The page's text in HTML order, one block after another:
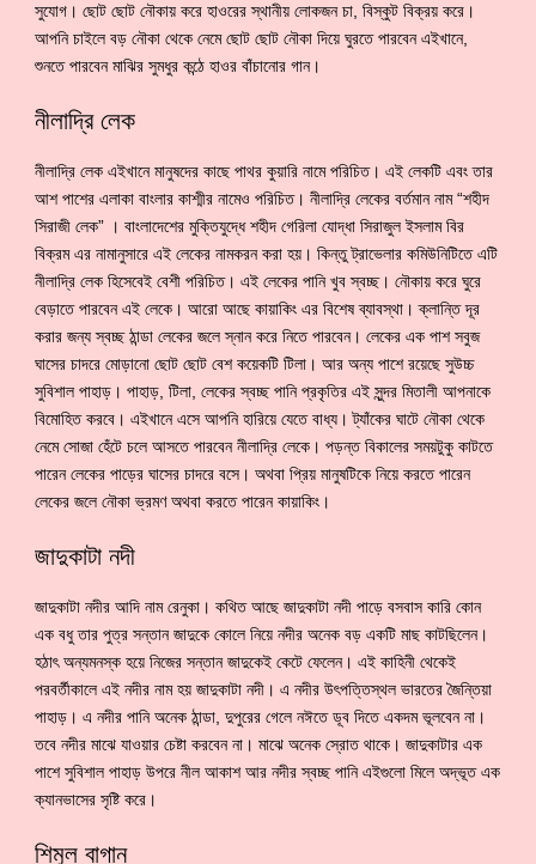
সুযোগ। ছোট ছোট নৌকায় করে হাওরের স্থানীয় লোকজন চা, বিস্কুট বিক্রয় করে।
আপনি চাইলে বড় নৌকা থেকে নেমে ছোট ছোট নৌকা দিয়ে ঘুরতে পারবেন এইখানে,
শুনতে পারবেন মাঝির সুমধুর কন্ঠে হাওর বাঁচানোর গান।
নীলাদ্রি লেক
নীলাদ্রি লেক এইখানে মানুষদের কাছে পাথর কুয়ারি নামে পরিচিত। এই লেকটি এবং তার
আশ পাশের এলাকা বাংলার কাশ্মীর নামেও পরিচিত। নীলাদ্রি লেকের বর্তমান নাম “শহীদ
সিরাজী লেক” । বাংলাদেশের মুক্তিযুদ্ধে শহীদ গেরিলা যোদ্ধা সিরাজুল ইসলাম বির
বিক্রম এর নামানুসারে এই লেকের নামকরন করা হয়। কিন্তু ট্রাভেলার কমিউনিটিতে এটি
নীলাদ্রি লেক হিসেবেই বেশী পরিচিত। এই লেকের পানি খুব স্বচ্ছ। নৌকায় করে ঘুরে
বেড়াতে পারবেন এই লেকে। আরো আছে কায়াকিং এর বিশেষ ব্যাবস্থা। ক্লান্তি দূর
করার জন্য স্বচ্ছ ঠান্ডা লেকের জলে স্নান করে নিতে পারবেন। লেকের এক পাশ সবুজ
ঘাসের চাদরে মোড়ানো ছোট ছোট বেশ কয়েকটি টিলা। আর অন্য পাশে রয়েছে সুউচ্চ
সুবিশাল পাহাড়। পাহাড়, টিলা, লেকের স্বচ্ছ পানি প্রকৃতির এই সুন্দর মিতালী আপনাকে
বিমোহিত করবে। এইখানে এসে আপনি হারিয়ে যেতে বাধ্য। ট্যাঁকের ঘাটে নৌকা থেকে
নেমে সোজা হেঁটে চলে আসতে পারবেন নীলাদ্রি লেকে। পড়ন্ত বিকালের সময়টুকু কাটতে
পারেন লেকের পাড়ের ঘাসের চাদরে বসে। অথবা প্রিয় মানুষটিকে নিয়ে করতে পারেন
লেকের জলে নৌকা ভ্রমণ অথবা করতে পারেন কায়াকিং।
জাদুকাটা নদী
জাদুকাটা নদীর আদি নাম রেনুকা। কথিত আছে জাদুকাটা নদী পাড়ে বসবাস কারি কোন
এক বধু তার পুত্র সন্তান জাদুকে কোলে নিয়ে নদীর অনেক বড় একটি মাছ কাটছিলেন।
হঠাৎ অন্যমনস্ক হয়ে নিজের সন্তান জাদুকেই কেটে ফেলেন। এই কাহিনী থেকেই
পরবর্তীকালে এই নদীর নাম হয় জাদুকাটা নদী। এ নদীর উৎপত্তিস্থল ভারতের জৈন্তিয়া
পাহাড়। এ নদীর পানি অনেক ঠান্ডা, দুপুরের গেলে নঈতে ডূব দিতে একদম ভূলবেন না।
তবে নদীর মাঝে যাওয়ার চেষ্টা করবেন না। মাঝে অনেক স্রোত থাকে। জাদুকাটার এক
পাশে সুবিশাল পাহাড় উপরে নীল আকাশ আর নদীর স্বচ্ছ পানি এইগুলো মিলে অদ্ভূত এক
ক্যানভাসের সৃষ্টি করে।
শিমুল বাগান